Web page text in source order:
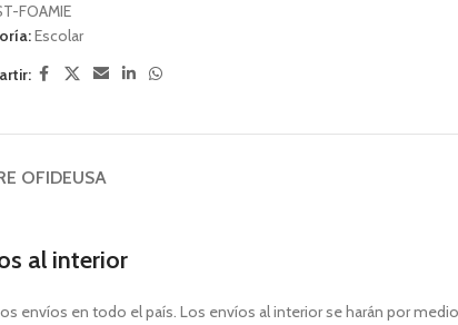
FOAMIE
Escolar
OFIDEUSA
al interior
envíos en todo el país. Los envíos al interior se harán por